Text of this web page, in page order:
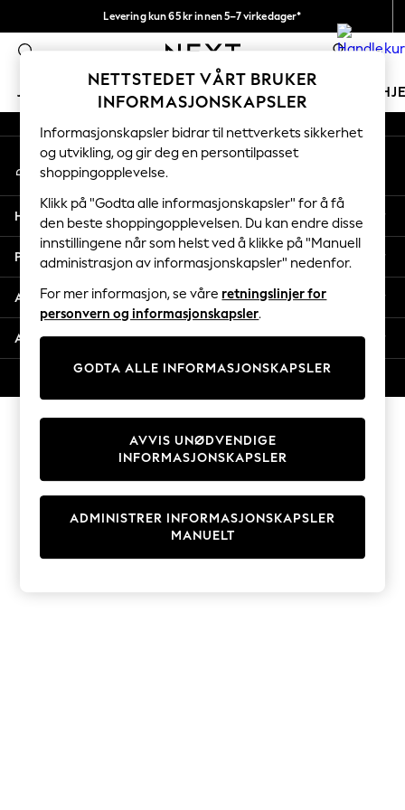
Levering kun 65 kr innen 5–7 virkedager*
Vi betaler alle tollavgifter 0
JENTER GUTTER BABY KVINNER
GIRLS
New In
50 - 92cm (0 - 24 months)
98 - 110cm (3 - 5 years)
116 - 134cm (6 - 9 years)
140 - 174cm (10 - 15+ years)
Trending: Top & Short Sets
Trending: Clogs
Toy Story
THE SET
Coats & Jackets
Sweatshirts & Hoodies
Knitwear
Cardigans
Dresses
Sets & Outfits
T-Shirts
An error occurred on client
Våre sosiale nettverk
Min konto
Logg inn på kontoen din
Hjelp
Personvern & Juridisk
Avdelinger
Andre tjenester
NETTSTEDET VÅRT BRUKER
INFORMASJONSKAPSLER
Informasjonskapsler bidrar til nettverkets sikkerhet
og utvikling, og gir deg en persontilpasset
shoppingopplevelse.
Klikk på "Godta alle informasjonskapsler" for å få
den beste shoppingopplevelsen. Du kan endre disse
innstillingene når som helst ved å klikke på "Manuell
administrasjon av informasjonskapsler" nedenfor.
For mer informasjon, se våre retningslinjer for
personvern og informasjonskapsler.
GODTA ALLE INFORMASJONSKAPSLER
ADMINISTRER INFORMASJONSKAPSLER
MANUELT
AVVIS UNØDVENDIGE
INFORMASJONSKAPSLER